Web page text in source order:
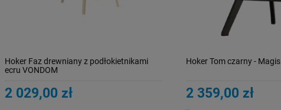
Hoker Faz drewniany z podłokietnikami
ecru VONDOM
2 029,00 zł
Hoker Tom czarny - Magis
2 359,00 zł